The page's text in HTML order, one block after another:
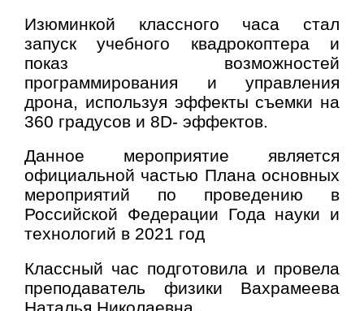
Изюминкой классного часа стал
запуск учебного квадрокоптера и
показ возможностей
программирования и управления
дрона, используя эффекты съемки на
360 градусов и 8D- эффектов.
Данное мероприятие является
официальной частью Плана основных
мероприятий по проведению в
Российской Федерации Года науки и
технологий в 2021 год
Классный час подготовила и провела
преподаватель физики Вахрамеева